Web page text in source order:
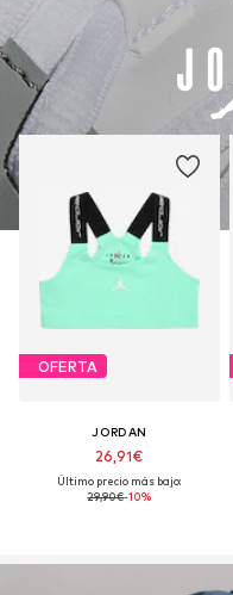
OFERTA
JORDAN
26,91€
Último precio más bajo:
29,90€-10%